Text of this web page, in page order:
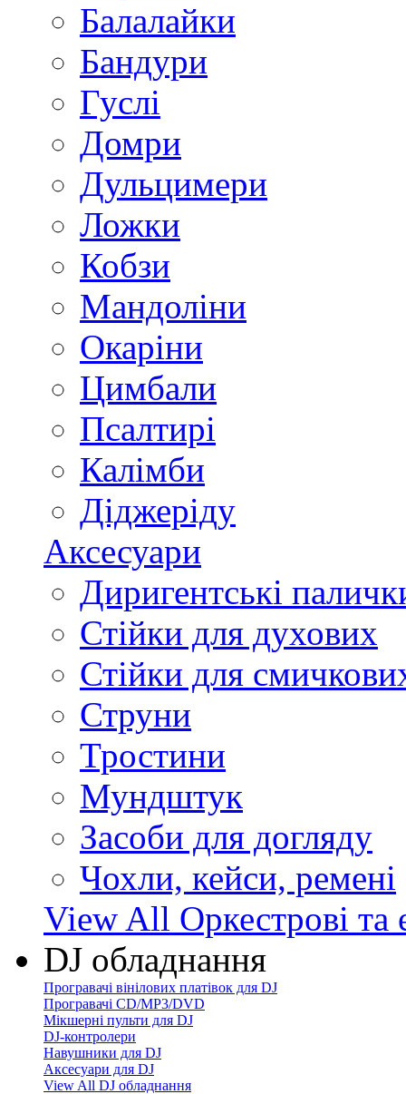
Балалайки
Бандури
Гуслі
Домри
Дульцимери
Ложки
Кобзи
Мандоліни
Окаріни
Цимбали
Псалтирі
Калімби
Діджеріду
Аксесуари
Диригентські
Стійки для духових
Стійки для
Струни
Тростини
Мундштук
Засоби для догляду
Чохли, кейси, ремені
View All Оркестрові та
DJ обладнання
Програвачі вінілових платівок для DJ
Програвачі CD/MP3/DVD
Мікшерні пульти для DJ
DJ-контролери
Навушники для DJ
Аксесуари для DJ
View All DJ обладнання